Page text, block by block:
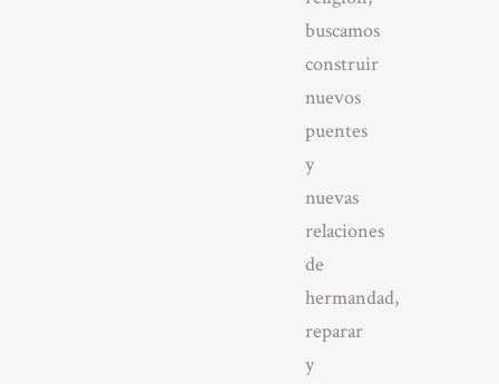
buscamos
construir
nuevos
puentes
y
nuevas
relaciones
de
hermandad,
reparar
y